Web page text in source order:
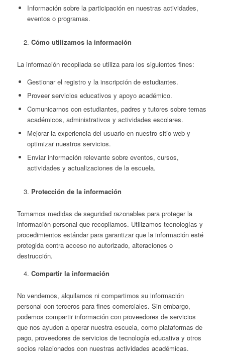
Información sobre la participación en nuestras actividades,
eventos o programas.
Cómo utilizamos la información
La información recopilada se utiliza para los siguientes fines:
Gestionar el registro y la inscripción de estudiantes.
Proveer servicios educativos y apoyo académico.
Comunicarnos con estudiantes, padres y tutores sobre temas
académicos, administrativos y actividades escolares.
Mejorar la experiencia del usuario en nuestro sitio web y
optimizar nuestros servicios.
Enviar información relevante sobre eventos, cursos,
actividades y actualizaciones de la escuela.
Protección de la información
Tomamos medidas de seguridad razonables para proteger la
información personal que recopilamos. Utilizamos tecnologías y
procedimientos estándar para garantizar que la información esté
protegida contra acceso no autorizado, alteraciones o
destrucción.
Compartir la información
No vendemos, alquilamos ni compartimos su información
personal con terceros para fines comerciales. Sin embargo,
podemos compartir información con proveedores de servicios
que nos ayuden a operar nuestra escuela, como plataformas de
pago, proveedores de servicios de tecnología educativa y otros
socios relacionados con nuestras actividades académicas.